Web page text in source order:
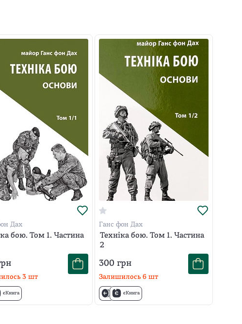
Дах
бою. Том 1. Частина
3 шт
єКнига
Ганс фон Дах
Техніка бою. Том 1. Частина
2
300 грн
Залишилось 6 шт
єКнига